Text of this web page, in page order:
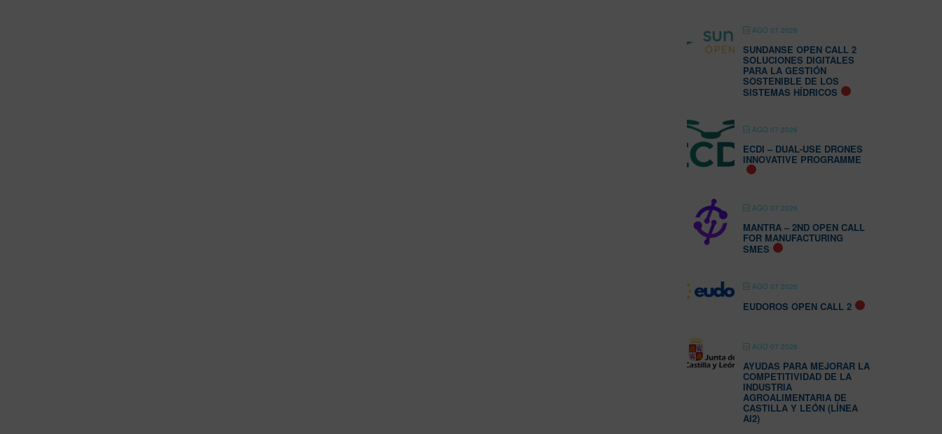
AGO 07 2026
SUNDANSE OPEN CALL 2
SOLUCIONES DIGITALES
PARA LA GESTIÓN
SOSTENIBLE DE LOS
SISTEMAS HÍDRICOS
AGO 07 2026
ECDI – DUAL-USE DRONES
INNOVATIVE PROGRAMME
AGO 07 2026
MANTRA – 2ND OPEN CALL
FOR MANUFACTURING
SMES
AGO 07 2026
EUDOROS OPEN CALL 2
AGO 07 2026
AYUDAS PARA MEJORAR LA
COMPETITIVIDAD DE LA
INDUSTRIA
AGROALIMENTARIA DE
CASTILLA Y LEÓN (LÍNEA
AI2)